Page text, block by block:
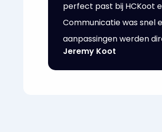
perfect past bij HCKoot
Communicatie was snel
aanpassingen werden
Jeremy Koot